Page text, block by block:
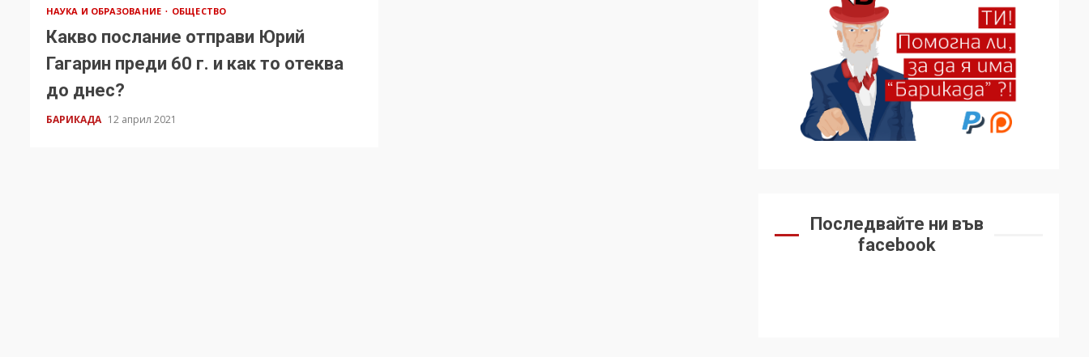
НАУКА И ОБРАЗОВАНИЕ ОБЩЕСТВО
Какво послание отправи Юрий
Гагарин преди 60 г. и как то отеква
до днес?
БАРИКАДА 12 април 2021
Последвайте ни във
facebook